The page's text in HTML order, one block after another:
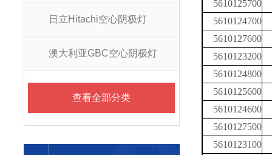
日立Hitachi空心阴极灯
澳大利亚GBC空心阴极灯
查看全部分类
5610125700
5610124700
5610127600
5610123200
5610124800
5610125600
5610124600
5610127500
5610123100